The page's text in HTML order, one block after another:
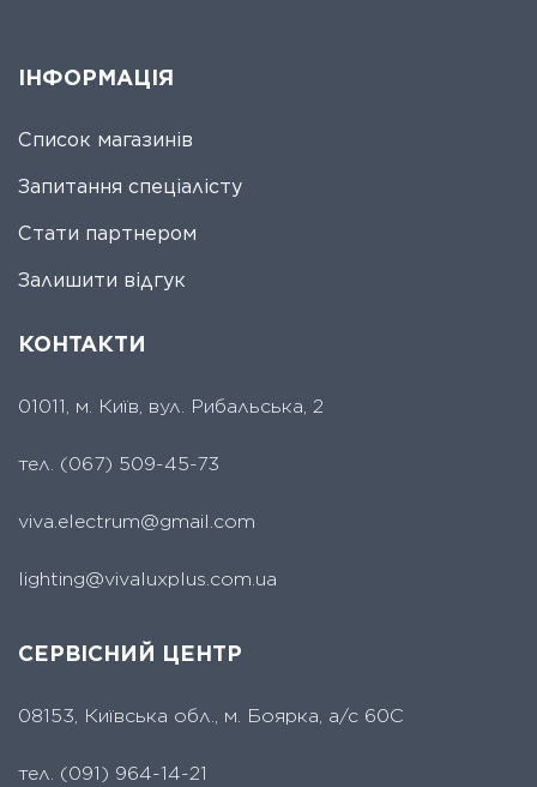
ІНФОРМАЦІЯ
Список магазинів
Запитання спеціалісту
Стати партнером
Залишити відгук
КОНТАКТИ
01011, м. Київ, вул. Рибальська, 2
тел. (067) 509-45-73
viva.electrum@gmail.com
lighting@vivaluxplus.com.ua
СЕРВІСНИЙ ЦЕНТР
08153, Київська обл., м. Боярка, а/с 60С
тел. (091) 964-14-21